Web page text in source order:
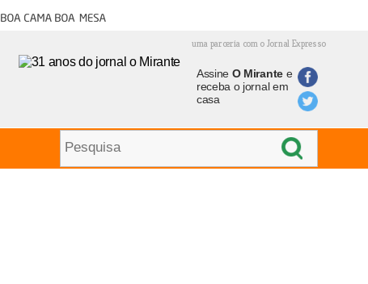
Boa cama boa mesa
uma parceria com o Jornal Expresso
Assine O Mirantee
receba o jornal em
casa